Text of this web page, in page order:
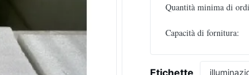
Quantità minima di
Capacità di fornitura:
Etichette